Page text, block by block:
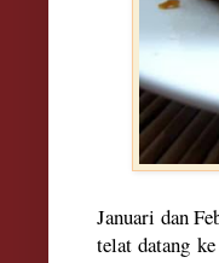
Januari dan
telat datang